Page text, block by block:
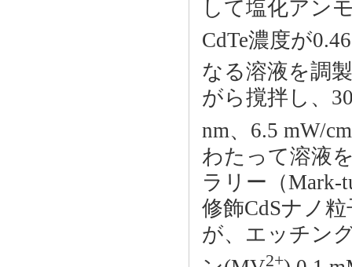
して塩化アン
CdTe濃度が
なる溶液を調
がら撹拌し、
nm、6.5 mW/cm
わたって溶液
ラリー（Mark-
修飾CdSナノ
が、エッチン
2+